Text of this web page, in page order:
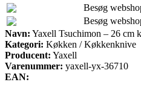
Besøg
Besøg
Navn: Yaxell Tsuchimon – 26 cm
Kategori: Køkken / Køkkenknive
Producent: Yaxell
Varenummer: yaxell-yx-36710
EAN: